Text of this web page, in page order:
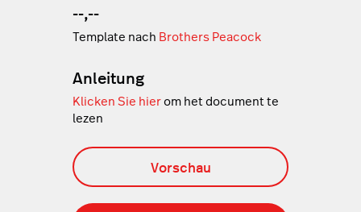
--,--
Template nach Brothers Peacock
Anleitung
Klicken Sie hierom het document te
lezen
Vorschau